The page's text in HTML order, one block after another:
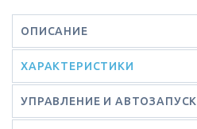
ОПИСАНИЕ
ХАРАКТЕРИСТИКИ
УПРАВЛЕНИЕ И АВТОЗАПУСК